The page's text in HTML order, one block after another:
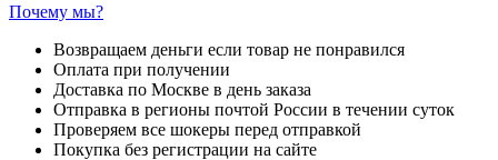
Почему мы?
Возвращаем деньги если товар не понравился
Оплата при получении
Доставка по Москве в день заказа
Отправка в регионы почтой России в течении суток
Проверяем все шокеры перед отправкой
Покупка без регистрации на сайте